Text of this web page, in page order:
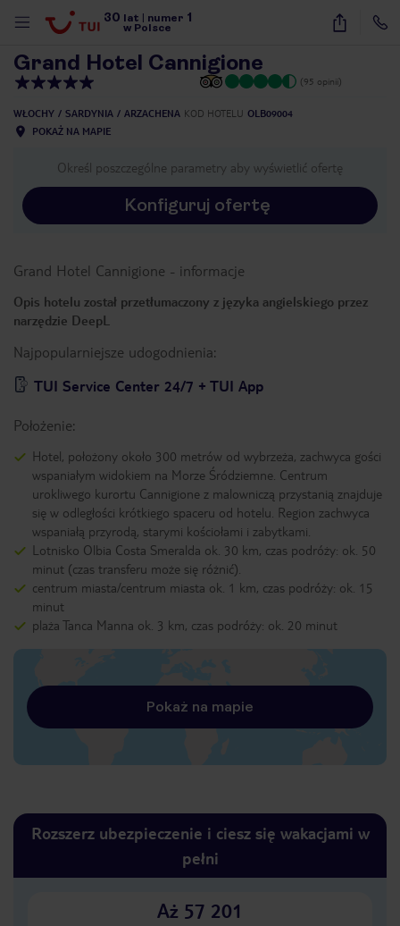
30 lat numer 1
w Polsce
39
Grand Hotel Cannigione
(95 opinii)
WŁOCHY SARDYNIA ARZACHENA KOD HOTELU OLB09004
POKAŻ NA MAPIE
Określ poszczególne parametry aby wyświetlić ofertę
Konfiguruj ofertę
Grand Hotel Cannigione - informacje
Opis hotelu został przetłumaczony z języka angielskiego przez
narzędzie DeepL
Najpopularniejsze udogodnienia:
TUI Service Center 24/7 + TUI App
Położenie:
Hotel, położony około 300 metrów od wybrzeża, zachwyca gości
wspaniałym widokiem na Morze Śródziemne. Centrum
urokliwego kurortu Cannigione z malowniczą przystanią znajduje
się w odległości krótkiego spaceru od hotelu. Region zachwyca
wspaniałą przyrodą, starymi kościołami i zabytkami.
Lotnisko Olbia Costa Smeralda ok. 30 km, czas podróży: ok. 50
minut (czas transferu może się różnić).
centrum miasta/centrum miasta ok. 1 km, czas podróży: ok. 15
minut
plaża Tanca Manna ok. 3 km, czas podróży: ok. 20 minut
Pokaż na mapie
Rozszerz ubezpieczenie i ciesz się wakacjami w
pełni
Aż 57 201